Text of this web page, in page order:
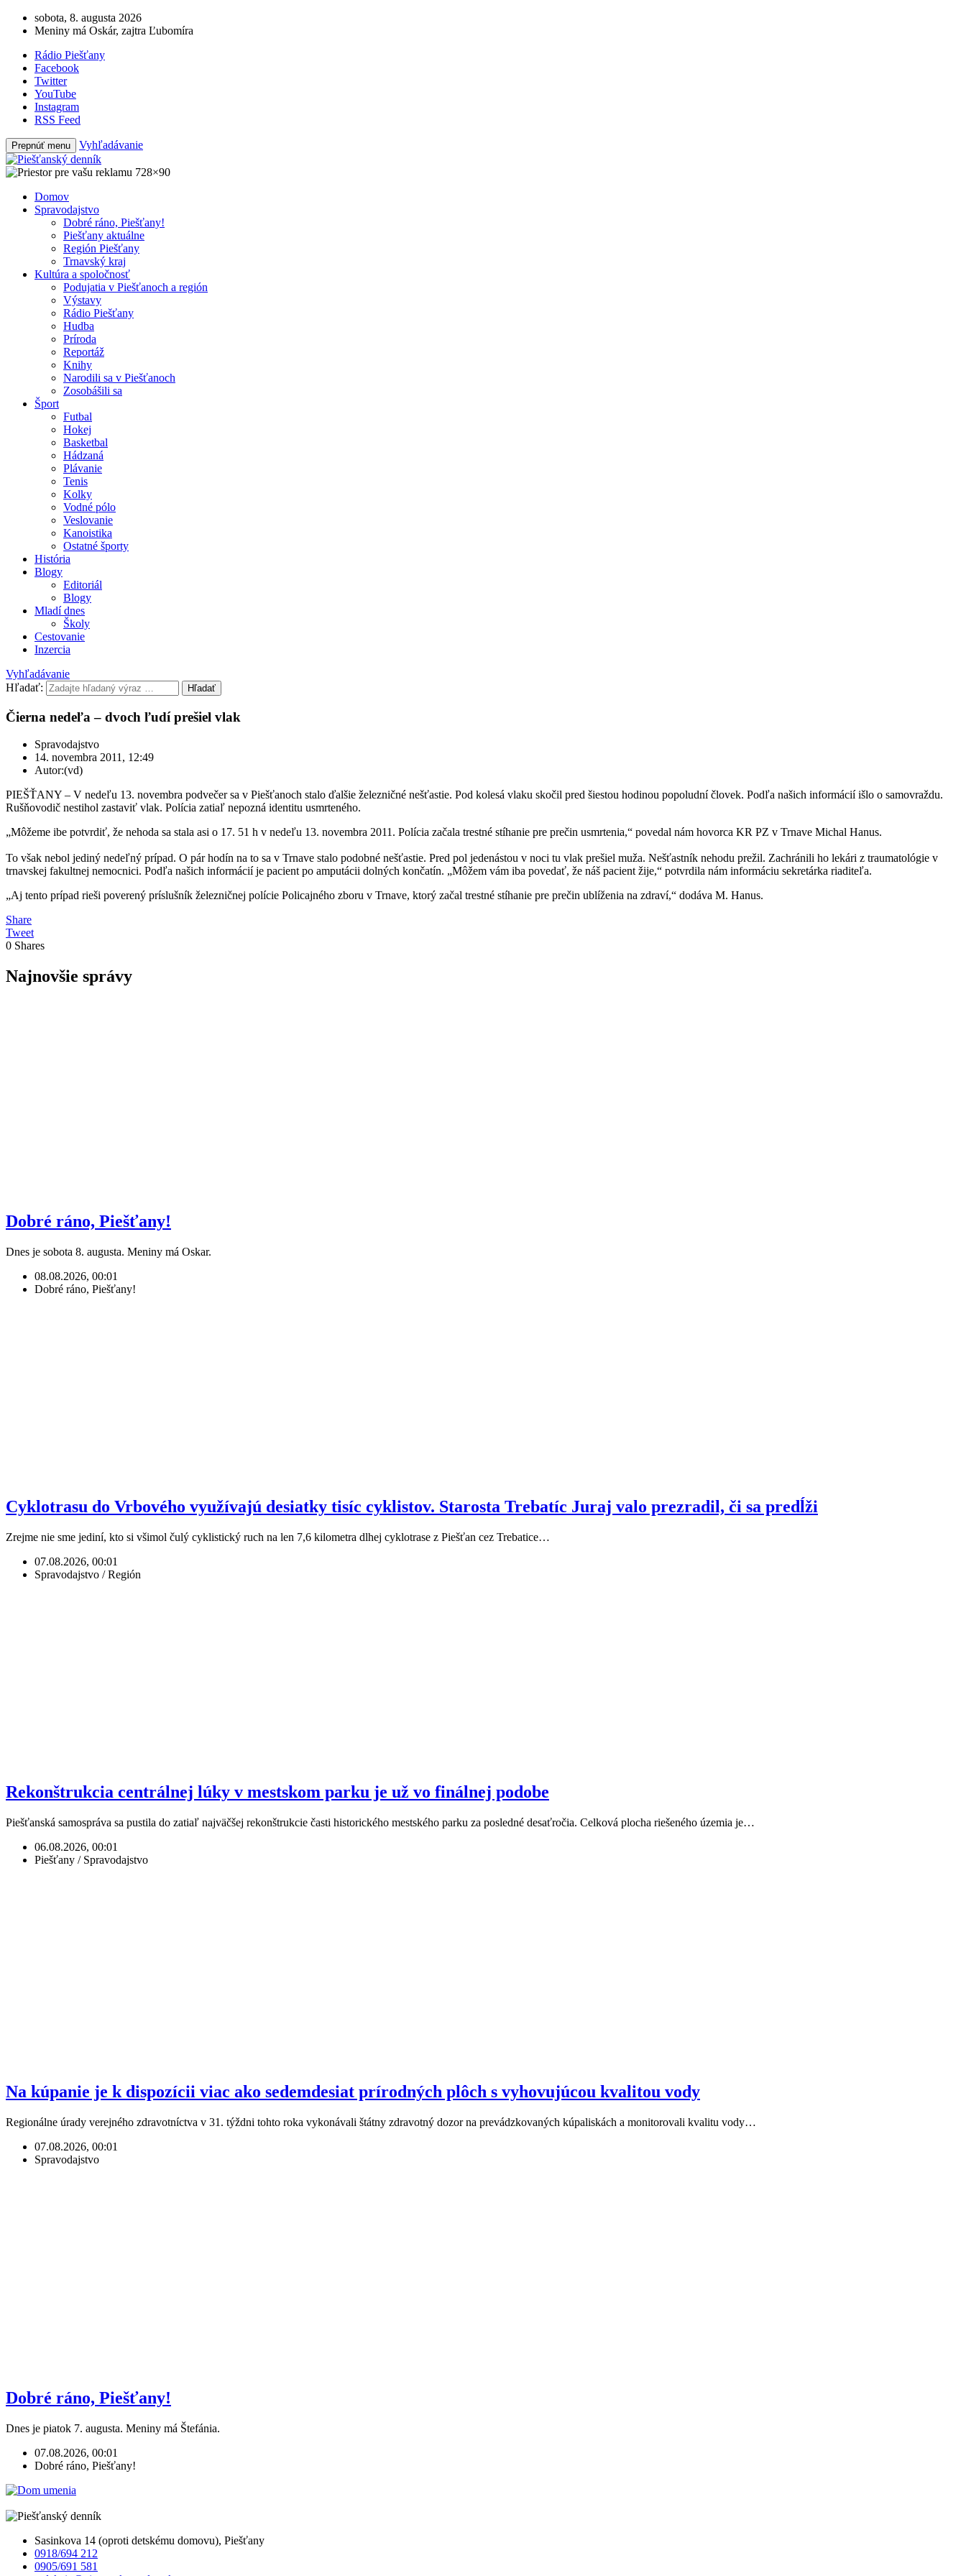
sobota, 8. augusta 2026
Meniny má Oskár, zajtra Ľubomíra
Rádio Piešťany
Facebook
Twitter
YouTube
Instagram
RSS Feed
Prepnúť menu Vyhľadávanie
Domov
Spravodajstvo
Dobré ráno, Piešťany!
Piešťany aktuálne
Región Piešťany
Trnavský kraj
Kultúra a spoločnosť
Podujatia v Piešťanoch a región
Výstavy
Rádio Piešťany
Hudba
Príroda
Reportáž
Knihy
Narodili sa v Piešťanoch
Zosobášili sa
Šport
Futbal
Hokej
Basketbal
Hádzaná
Plávanie
Tenis
Kolky
Vodné pólo
Veslovanie
Kanoistika
Ostatné športy
História
Blogy
Editoriál
Blogy
Mladí dnes
Školy
Cestovanie
Inzercia
Vyhľadávanie
Hľadať:
Hľadať
Čierna nedeľa – dvoch ľudí prešiel vlak
Spravodajstvo
14. novembra 2011, 12:49
Autor:(vd)
PIEŠŤANY – V nedeľu 13. novembra podvečer sa v Piešťanoch stalo ďalšie železničné nešťastie. Pod kolesá vlaku skočil pred šiestou hodinou popoludní človek. Podľa našich informácií išlo o samovraždu.
Rušňovodič nestihol zastaviť vlak. Polícia zatiaľ nepozná identitu usmrteného.
„Môžeme ibe potvrdiť, že nehoda sa stala asi o 17. 51 h v nedeľu 13. novembra 2011. Polícia začala trestné stíhanie pre prečin usmrtenia,“ povedal nám hovorca KR PZ v Trnave Michal Hanus.
To však nebol jediný nedeľný prípad. O pár hodín na to sa v Trnave stalo podobné nešťastie. Pred pol jedenástou v noci tu vlak prešiel muža. Nešťastník nehodu prežil. Zachránili ho lekári z traumatológie v
trnavskej fakultnej nemocnici. Podľa našich informácií je pacient po amputácii dolných končatín. „Môžem vám iba povedať, že náš pacient žije,“ potvrdila nám informáciu sekretárka riaditeľa.
„Aj tento prípad rieši poverený príslušník železničnej polície Policajného zboru v Trnave, ktorý začal trestné stíhanie pre prečin ublíženia na zdraví,“ dodáva M. Hanus.
Share
Tweet
0 Shares
Najnovšie správy
Dobré ráno, Piešťany!
Dnes je sobota 8. augusta. Meniny má Oskar.
08.08.2026, 00:01
Dobré ráno, Piešťany!
Cyklotrasu do Vrbového využívajú desiatky tisíc cyklistov. Starosta Trebatíc Juraj valo prezradil, či sa predĺži
Zrejme nie sme jediní, kto si všimol čulý cyklistický ruch na len 7,6 kilometra dlhej cyklotrase z Piešťan cez Trebatice…
07.08.2026, 00:01
Spravodajstvo / Región
Rekonštrukcia centrálnej lúky v mestskom parku je už vo finálnej podobe
Piešťanská samospráva sa pustila do zatiaľ najväčšej rekonštrukcie časti historického mestského parku za posledné desaťročia. Celková plocha riešeného územia je…
06.08.2026, 00:01
Piešťany / Spravodajstvo
Na kúpanie je k dispozícii viac ako sedemdesiat prírodných plôch s vyhovujúcou kvalitou vody
Regionálne úrady verejného zdravotníctva v 31. týždni tohto roka vykonávali štátny zdravotný dozor na prevádzkovaných kúpaliskách a monitorovali kvalitu vody…
07.08.2026, 00:01
Spravodajstvo
Dobré ráno, Piešťany!
Dnes je piatok 7. augusta. Meniny má Štefánia.
07.08.2026, 00:01
Dobré ráno, Piešťany!
Sasinkova 14 (oproti detskému domovu), Piešťany
0918/694 212
0905/691 581